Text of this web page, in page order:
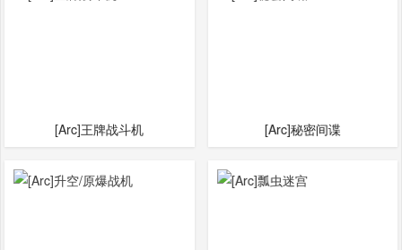
[Arc]王牌战斗机 [Arc]秘密间谍